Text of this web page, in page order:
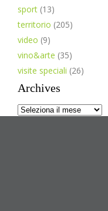
sport (13)
territorio (205)
video (9)
vino&arte (35)
visite speciali (26)
Archives
Archives